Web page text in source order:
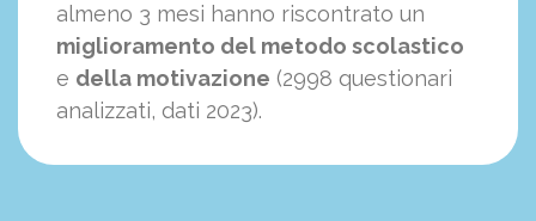
almeno 3 mesi hanno riscontrato un
miglioramento del metodo scolastico
e della motivazione (2998 questionari
analizzati, dati 2023).